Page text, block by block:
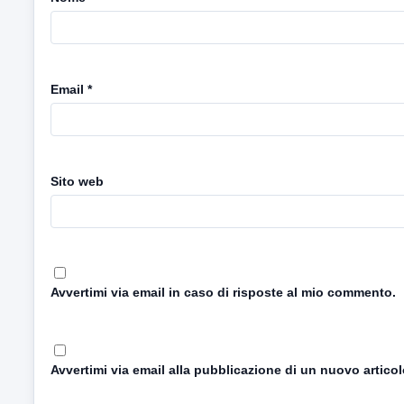
Email *
Sito web
Avvertimi via email in caso di risposte al mio commento.
Avvertimi via email alla pubblicazione di un nuovo